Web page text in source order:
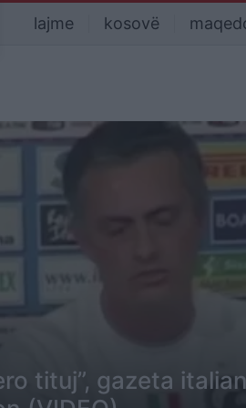
lajme kosovë
tituj”, gazeta